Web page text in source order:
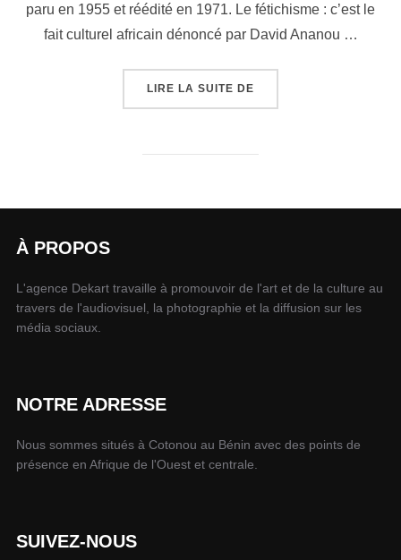
paru en 1955 et réédité en 1971. Le fétichisme : c’est le
fait culturel africain dénoncé par David Ananou …
LIRE LA SUITE DE
À PROPOS
L'agence Dekart travaille à promouvoir de l'art et de la culture au
travers de l'audiovisuel, la photographie et la diffusion sur les
média sociaux.
NOTRE ADRESSE
Nous sommes situés à Cotonou au Bénin avec des points de
présence en Afrique de l'Ouest et centrale.
SUIVEZ-NOUS